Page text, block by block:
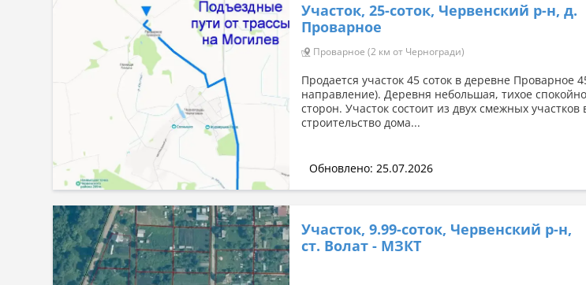
Участок, 25-соток, Червенский р-н, д.
Проварное
Проварное (2 км от Черногради)
Продается участок 45 соток в деревне Проварное
направление). Деревня небольшая, тихое
сторон. Участок состоит из двух смежных
строительство дома...
Обновлено: 25.07.2026
Участок, 9.99-соток, Червенский р-н,
ст. Волат - МЗКТ